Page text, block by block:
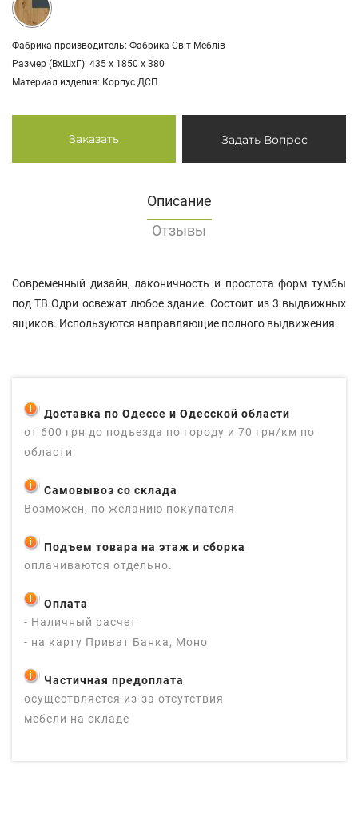
Фабрика-производитель: Фабрика Світ Меблів
Размер (ВхШхГ): 435 х 1850 х 380
Материал изделия: Корпус ДСП
Заказать Задать Вопрос
Доставка по Одессе и Одесской области
от 600 грн до подъезда по городу и 70 грн/км по
области
Самовывоз со склада
Возможен, по желанию покупателя
Подъем товара на этаж и сборка
оплачиваются отдельно.
Оплата
- Наличный расчет
- на карту Приват Банка, Моно
Частичная предоплата
осуществляется из-за отсутствия
мебели на складе
Описание
Отзывы
Современный дизайн, лаконичность и простота форм тумбы
под ТВ Одри освежат любое здание. Состоит из 3 выдвижных
ящиков. Используются направляющие полного выдвижения.